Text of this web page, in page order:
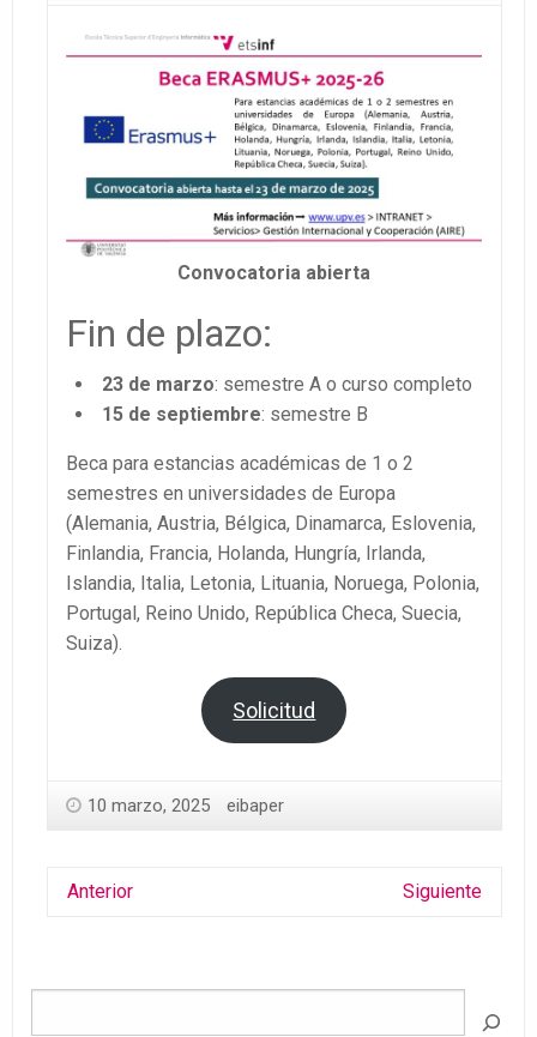
Convocatoria abierta
Fin de plazo:
23 de marzo: semestre A o curso completo
15 de septiembre: semestre B
Beca para estancias académicas de 1 o 2
semestres en universidades de Europa
(Alemania, Austria, Bélgica, Dinamarca, Eslovenia,
Finlandia, Francia, Holanda, Hungría, Irlanda,
Islandia, Italia, Letonia, Lituania, Noruega, Polonia,
Portugal, Reino Unido, República Checa, Suecia,
Suiza).
Solicitud
10 marzo, 2025 eibaper
Anterior Siguiente